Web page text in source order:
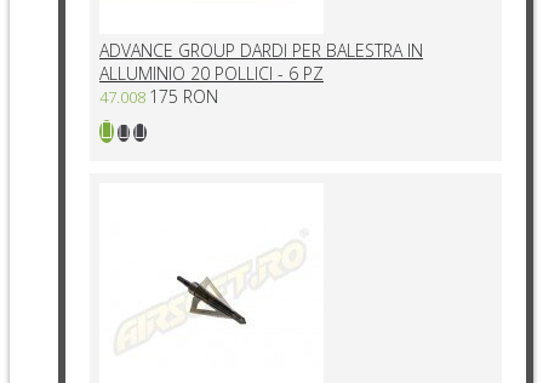
ADVANCE GROUP DARDI PER BALESTRA IN
ALLUMINIO 20 POLLICI - 6 PZ
47.008 175 RON